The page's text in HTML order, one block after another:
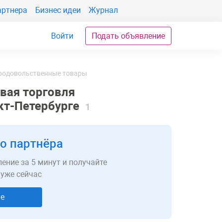
Бизнес идеи Журнал
Войти Подать объявление
товары
торговля
Петербурге
1
партнёра
за 5 минут и получайте
сейчас